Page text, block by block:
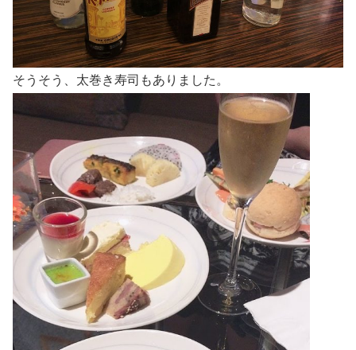
そうそう、太巻き寿司もありました。